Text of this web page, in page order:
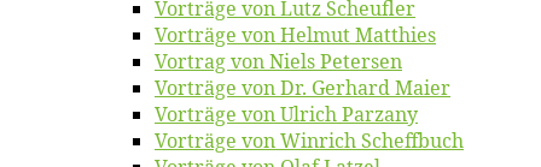
Vor­trä­ge von Lutz Scheufler
Vor­trä­ge von Hel­mut Matthies
Vor­trag von Niels Petersen
Vor­trä­ge von Dr. Ger­hard Maier
Vor­trä­ge von Ul­rich Parzany
Vor­trä­ge von Win­rich Scheffbuch